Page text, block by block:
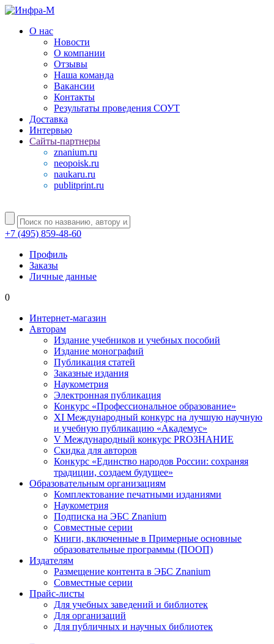
О нас
Новости
О компании
Отзывы
Наша команда
Вакансии
Контакты
Результаты проведения СОУТ
Доставка
Интервью
Сайты-партнеры
znanium.ru
neopoisk.ru
naukaru.ru
publitprint.ru
+7 (495) 859-48-60
Профиль
Заказы
Личные данные
0
Интернет-магазин
Авторам
Издание учебников и учебных пособий
Издание монографий
Публикация статей
Заказные издания
Наукометрия
Электронная публикация
Конкурс «Профессиональное образование»
XI Международный конкурс на лучшую научную
и учебную публикацию «Академус»
V Международный конкурс PROЗНАНИЕ
Скидка для авторов
Конкурс «Единство народов России: сохраняя
традиции, создаем будущее»
Образовательным организациям
Комплектование печатными изданиями
Наукометрия
Подписка на ЭБС Znanium
Совместные серии
Книги, включенные в Примерные основные
образовательные программы (ПООП)
Издателям
Размещение контента в ЭБС Znanium
Совместные серии
Прайс-листы
Для учебных заведений и библиотек
Для организаций
Для публичных и научных библиотек